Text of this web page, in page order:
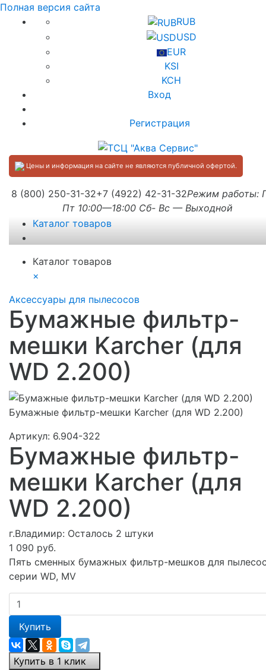
Полная версия сайта
RUB
USD
EUR
KSI
KCH
Вход
Регистрация
Цены и информация на сайте не являются публичной офертой.
8 (800) 250-31-32+7 (4922) 42-31-32Режим работы:
Пт 10:00—18:00 Сб- Вс — Выходной
Каталог товаров
Каталог товаров
×
Аксессуары для пылесосов
Бумажные фильтр-
мешки Karcher (для
WD 2.200)
Бумажные фильтр-мешки Karcher (для WD 2.200)
Артикул: 6.904-322
Бумажные фильтр-
мешки Karcher (для
WD 2.200)
г.Владимир: Осталось 2 штуки
1 090 руб.
Пять сменных бумажных фильтр-мешков для
серии WD, MV
Купить
Купить в 1 клик